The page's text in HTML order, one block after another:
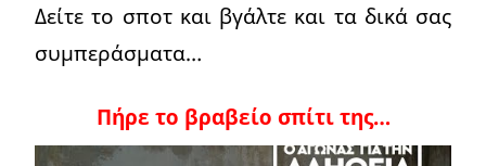
Δείτε το σποτ και βγάλτε και τα δικά σας
συμπεράσματα…
Πήρε το βραβείο σπίτι της…